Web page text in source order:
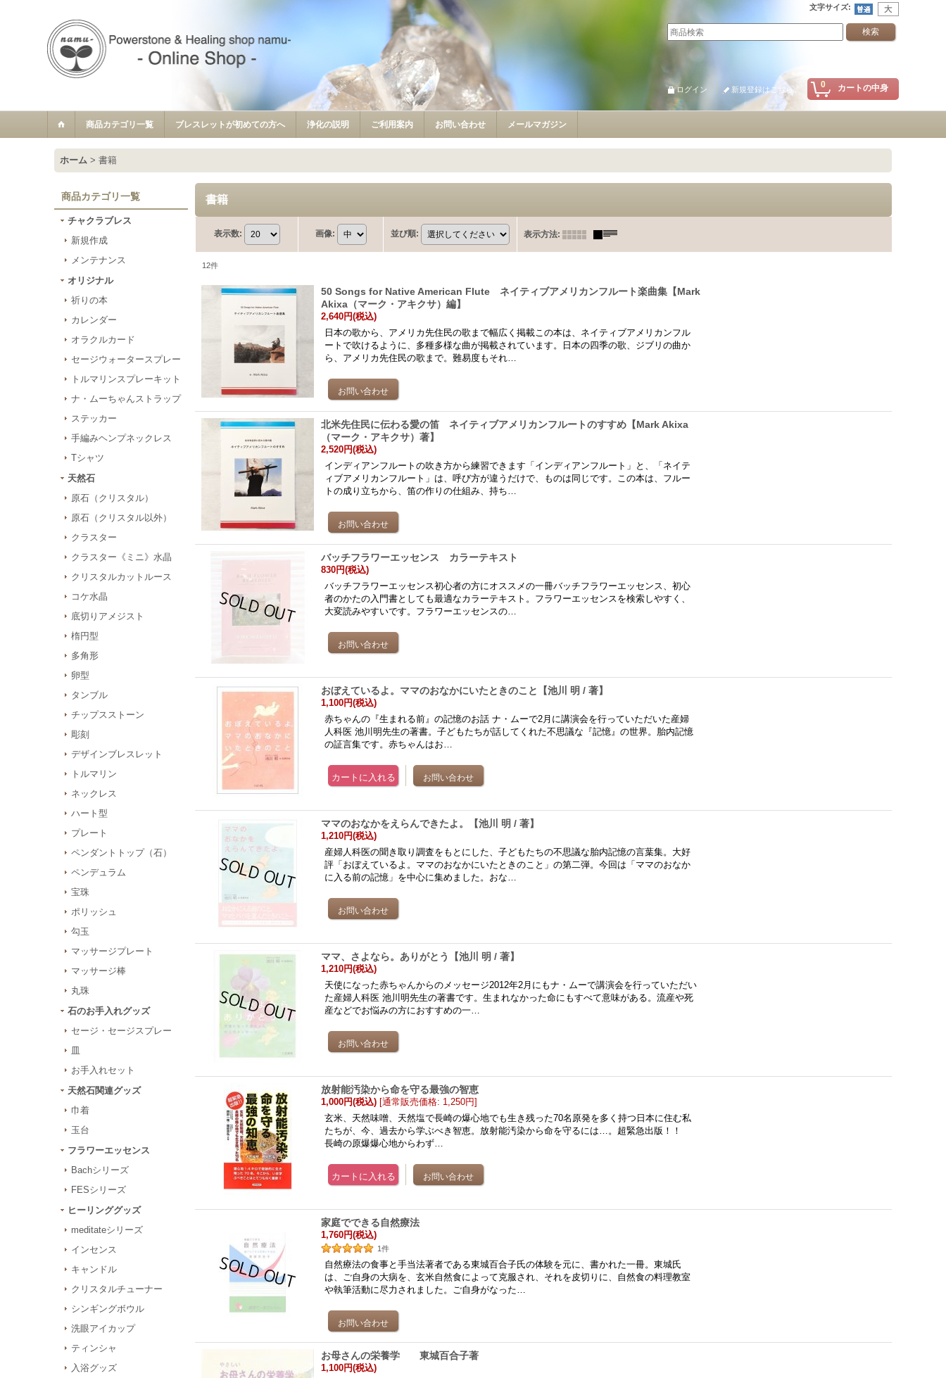
文字サイズ:
0 カートの中身
ログイン 新規登録はこちら
商品カテゴリ一覧 ブレスレットが初めての方へ 浄化の説明 ご利用案内 お問い合わせ メールマガジン
ホーム > 書籍
商品カテゴリ一覧
チャクラブレス
新規作成
メンテナンス
オリジナル
祈りの本
カレンダー
オラクルカード
セージウォータースプレー
トルマリンスプレーキット
ナ・ムーちゃんストラップ
ステッカー
手編みヘンプネックレス
Tシャツ
天然石
原石（クリスタル）
原石（クリスタル以外）
クラスター
クラスター《ミニ》水晶
クリスタルカットルース
コケ水晶
底切りアメジスト
楕円型
多角形
卵型
タンブル
チップスストーン
彫刻
デザインブレスレット
トルマリン
ネックレス
ハート型
プレート
ペンダントトップ（石）
ペンデュラム
宝珠
ポリッシュ
勾玉
マッサージプレート
マッサージ棒
丸珠
石のお手入れグッズ
セージ・セージスプレー
皿
お手入れセット
天然石関連グッズ
巾着
玉台
フラワーエッセンス
Bachシリーズ
FESシリーズ
ヒーリンググッズ
meditateシリーズ
インセンス
キャンドル
クリスタルチューナー
シンギングボウル
洗眼アイカップ
ティンシャ
入浴グッズ
書籍
表示数: 画像: 並び順: 表示方法:
12件
50 Songs for Native American Flute ネイティブアメリカンフルート楽曲集【Mark
Akixa（マーク・アキクサ）編】
2,640円(税込)
日本の歌から、アメリカ先住民の歌まで幅広く掲載この本は、ネイティブアメリカンフル
ートで吹けるように、多種多様な曲が掲載されています。日本の四季の歌、ジブリの曲か
ら、アメリカ先住民の歌まで。難易度もそれ…
北米先住民に伝わる愛の笛 ネイティブアメリカンフルートのすすめ【Mark Akixa
（マーク・アキクサ）著】
2,520円(税込)
インディアンフルートの吹き方から練習できます「インディアンフルート」と、「ネイテ
ィブアメリカンフルート」は、呼び方が違うだけで、ものは同じです。この本は、フルー
トの成り立ちから、笛の作りの仕組み、持ち…
バッチフラワーエッセンス カラーテキスト
830円(税込)
バッチフラワーエッセンス初心者の方にオススメの一冊バッチフラワーエッセンス、初心
者のかたの入門書としても最適なカラーテキスト。フラワーエッセンスを検索しやすく、
大変読みやすいです。フラワーエッセンスの…
おぼえているよ。ママのおなかにいたときのこと【池川 明 / 著】
1,100円(税込)
赤ちゃんの『生まれる前』の記憶のお話 ナ・ムーで2月に講演会を行っていただいた産婦
人科医 池川明先生の著書。子どもたちが話してくれた不思議な『記憶』の世界。胎内記憶
の証言集です。赤ちゃんはお…
ママのおなかをえらんできたよ。【池川 明 / 著】
1,210円(税込)
産婦人科医の聞き取り調査をもとにした、子どもたちの不思議な胎内記憶の言葉集。大好
評「おぼえているよ。ママのおなかにいたときのこと」の第二弾。今回は「ママのおなか
に入る前の記憶」を中心に集めました。おな…
ママ、さよなら。ありがとう【池川 明 / 著】
1,210円(税込)
天使になった赤ちゃんからのメッセージ2012年2月にもナ・ムーで講演会を行っていただい
た産婦人科医 池川明先生の著書です。生まれなかった命にもすべて意味がある。流産や死
産などでお悩みの方におすすめの一…
放射能汚染から命を守る最強の智恵
1,000円(税込) [通常販売価格: 1,250円]
玄米、天然味噌、天然塩で長崎の爆心地でも生き残った70名原発を多く持つ日本に住む私
たちが、今、過去から学ぶべき智恵。放射能汚染から命を守るには…。超緊急出版！！
長崎の原爆爆心地からわず…
家庭でできる自然療法
1,760円(税込)
1件
自然療法の食事と手当法著者である東城百合子氏の体験を元に、書かれた一冊。東城氏
は、ご自身の大病を、玄米自然食によって克服され、それを皮切りに、自然食の料理教室
や執筆活動に尽力されました。ご自身がなった…
お母さんの栄養学 東城百合子著
1,100円(税込)